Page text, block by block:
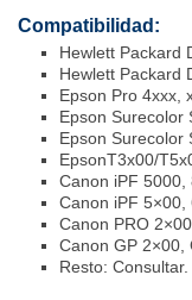
Compatibilidad:
Hewlett Packard
Hewlett Packard
Epson Pro 4xxx,
Epson Surecolor
Epson Surecolor
EpsonT3x00/
Canon iPF 5000,
Canon iPF 5×00,
Canon PRO
Canon GP
Resto: Consultar.